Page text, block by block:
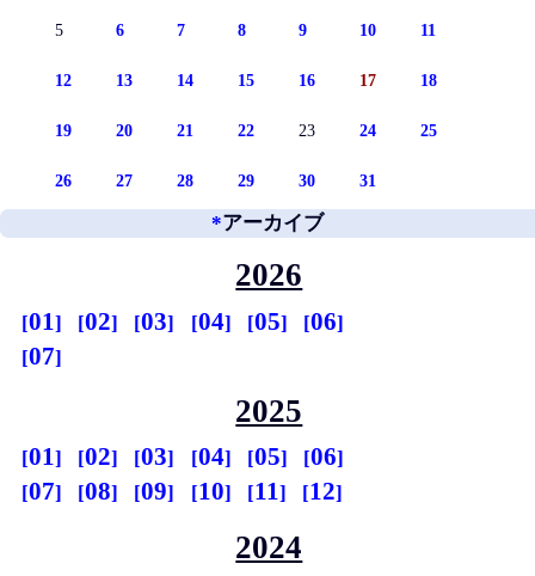
5 6 7 8 9 10 11
12 13 14 15 16 17 18
19 20 21 22 23 24 25
26 27 28 29 30 31
*アーカイブ
2026
01 02 03 04 05
06
07
2025
01 02 03 04 05
06
07
08 09 10 11 12
2024